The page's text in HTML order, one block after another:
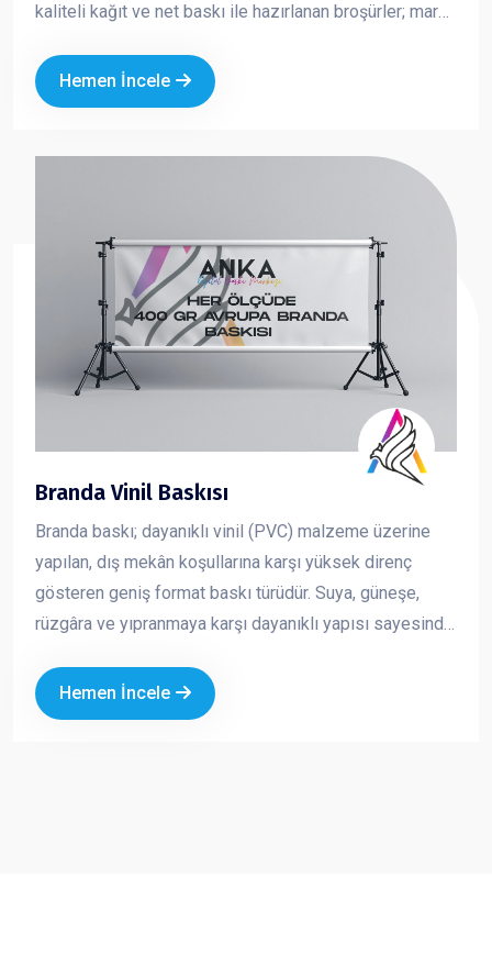
kaliteli kağıt ve net baskı ile hazırlanan broşürler; marka
akılda kalıcılığı artırır. Fuar, açılış, kampanya, kurumsal
tanıtım ve saha dağıtımı gibi birçok alanda tercih edilen
Hemen İncele
Branda Vinil Baskısı
Branda baskı; dayanıklı vinil (PVC) malzeme üzerine
yapılan, dış mekân koşullarına karşı yüksek direnç
gösteren geniş format baskı türüdür. Suya, güneşe,
rüzgâra ve yıpranmaya karşı dayanıklı yapısı sayesinde
kullanılır. Canlı renkler ve yüksek çözünürlükte baskı
kalitesi ile markanızı uzaktan bile fark edilir hale getirir.
Hemen İncele